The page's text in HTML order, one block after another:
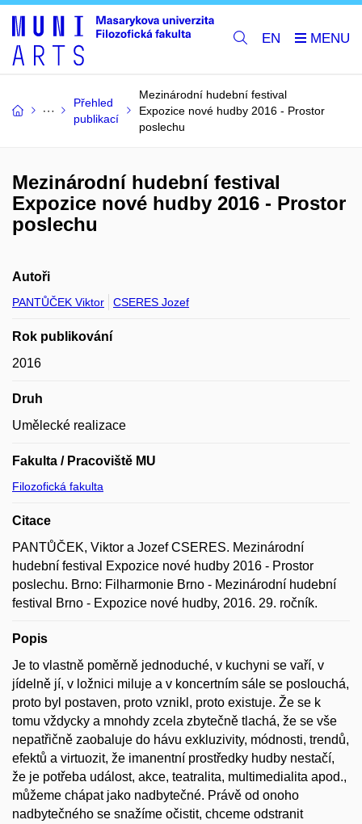
EN
Přehled
publikací
Mezinárodní hudební festival
Expozice nové hudby 2016 - Prostor
poslechu
Mezinárodní hudební festival
Expozice nové hudby 2016 - Prostor
poslechu
Autoři
PANTŮČEK Viktor CSERES Jozef
Rok publikování
2016
Druh
Umělecké realizace
Fakulta / Pracoviště MU
Filozofická fakulta
Citace
PANTŮČEK, Viktor a Jozef CSERES. Mezinárodní
hudební festival Expozice nové hudby 2016 - Prostor
poslechu. Brno: Filharmonie Brno - Mezinárodní hudební
festival Brno - Expozice nové hudby, 2016. 29. ročník.
Popis
Je to vlastně poměrně jednoduché, v kuchyni se vaří, v
jídelně jí, v ložnici miluje a v koncertním sále se poslouchá,
proto byl postaven, proto vznikl, proto existuje. Že se k
tomu vždycky a mnohdy zcela zbytečně tlachá, že se vše
nepatřičně zaobaluje do hávu exkluzivity, módnosti, trendů,
efektů a virtuozit, že imanentní prostředky hudby nestačí,
že je potřeba událost, akce, teatralita, multimedialita apod.,
můžeme chápat jako nadbytečné. Právě od onoho
nadbytečného se snažíme očistit, chceme odstranit